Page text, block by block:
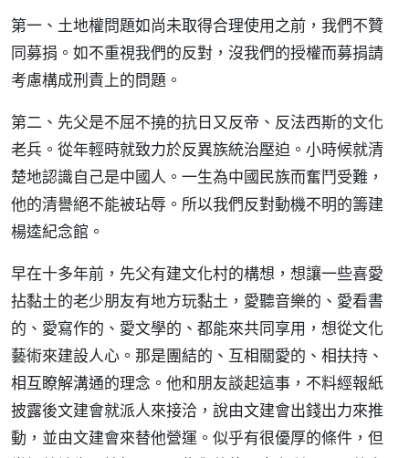
第一、土地權問題如尚未取得合理使用之前，我們不贊
同募捐。如不重視我們的反對，沒我們的授權而募捐請
考慮構成刑責上的問題。
第二、先父是不屈不撓的抗日又反帝、反法西斯的文化
老兵。從年輕時就致力於反異族統治壓迫。小時候就清
楚地認識自己是中國人。一生為中國民族而奮鬥受難，
他的清譽絕不能被玷辱。所以我們反對動機不明的籌建
楊逵紀念館。
早在十多年前，先父有建文化村的構想，想讓一些喜愛
拈黏土的老少朋友有地方玩黏土，愛聽音樂的、愛看書
的、愛寫作的、愛文學的、都能來共同享用，想從文化
藝術來建設人心。那是團結的、互相關愛的、相扶持、
相互瞭解溝通的理念。他和朋友談起這事，不料經報紙
披露後文建會就派人來接洽，說由文建會出錢出力來推
動，並由文建會來替他營運。似乎有很優厚的條件，但